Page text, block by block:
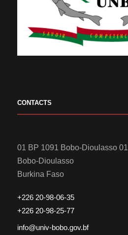
CONTACTS
01 BP 1091 Bobo-Dioulasso 01
Bobo-Dioulasso
Burkina Faso
+226 20-98-06-35
+226 20-98-25-77
info@univ-bobo.gov.bf